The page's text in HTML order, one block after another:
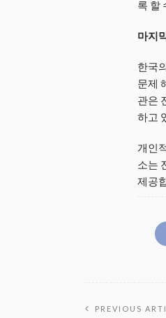
록 할
마지
한국
문제
관은
하고
개인
소는
제공
PREVIOUS